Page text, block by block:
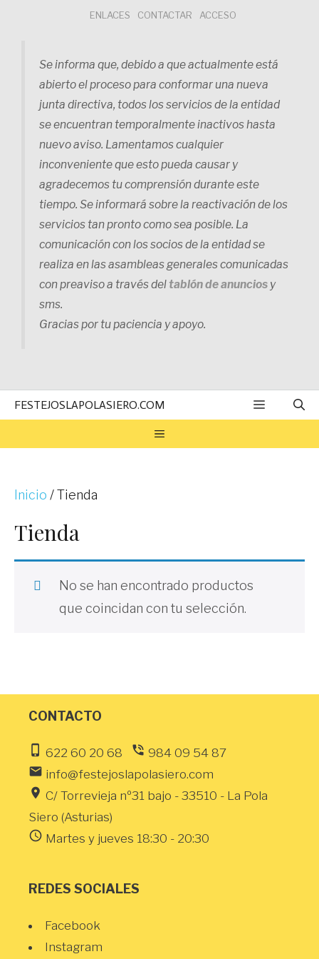
ENLACES CONTACTAR ACCESO
Se informa que, debido a que actualmente está
abierto el proceso para conformar una nueva
junta directiva, todos los servicios de la entidad
se encuentran temporalmente inactivos hasta
nuevo aviso. Lamentamos cualquier
inconveniente que esto pueda causar y
agradecemos tu comprensión durante este
tiempo. Se informará sobre la reactivación de los
servicios tan pronto como sea posible. La
comunicación con los socios de la entidad se
realiza en las asambleas generales comunicadas
con preaviso a través del tablón de anuncios y
sms.
Gracias por tu paciencia y apoyo.
FESTEJOSLAPOLASIERO.COM MENÚ
MENÚ
Inicio / Tienda
Tienda
No se han encontrado productos
que coincidan con tu selección.
CONTACTO
phone_iphone 622 60 20 68 phone_in_talk 984 09 54 87
email info@festejoslapolasiero.com
location_on C/ Torrevieja nº31 bajo - 33510 - La Pola
Siero (Asturias)
schedule Martes y jueves 18:30 - 20:30
REDES SOCIALES
Facebook
Instagram